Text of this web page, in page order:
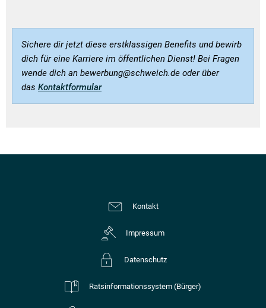
Sichere dir jetzt diese erstklassigen Benefits und bewirb
dich für eine Karriere im öffentlichen Dienst! Bei Fragen
wende dich an bewerbung@schweich.de oder über
das Kontaktformular
Kontakt
Impressum
Datenschutz
Ratsinformationssystem (Bürger)